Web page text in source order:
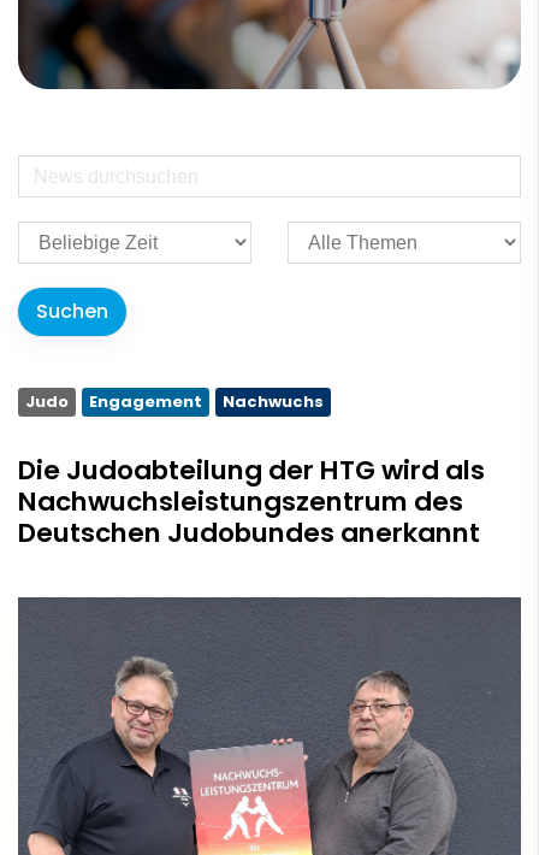
Judo Engagement Nachwuchs
Die Judoabteilung der HTG wird als
Nachwuchsleistungszentrum des
Deutschen Judobundes anerkannt